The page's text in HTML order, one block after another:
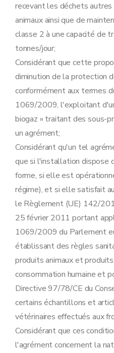
recevant les déchets
animaux ainsi que de
classe 2 à une capacité de
tonnes/jour;
Considérant que cette
diminution de la protection
conformément aux termes
1069/2009, l'exploitant
biogaz » traitant des sous-
un agrément;
Considérant qu'un tel
que si l'installation dispose
forme, si elle est
régime), et si elle satisfait
le Règlement (UE) 142/
25 février 2011 portant
1069/2009 du Parlement
établissant des règles
produits animaux et
consommation humaine et
Directive 97/78/CE du
certains échantillons et
vétérinaires effectués aux
Considérant que ces
l'agrément concernent la